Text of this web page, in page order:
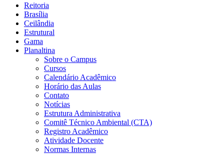
Reitoria
Brasília
Ceilândia
Estrutural
Gama
Planaltina
Sobre o Campus
Cursos
Calendário Acadêmico
Horário das Aulas
Contato
Notícias
Estrutura Administrativa
Comitê Técnico Ambiental (CTA)
Registro Acadêmico
Atividade Docente
Normas Internas